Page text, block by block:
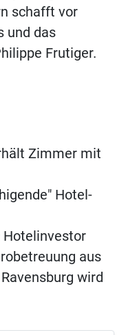
schafft vor
und das
Frutiger.
Zimmer mit
Hotel-
aus
wird